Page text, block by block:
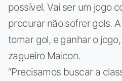
possível. Vai ser um jogo
procurar não sofrer gols.
tomar gol, e ganhar o jogo,
zagueiro Maicon.
“Precisamos buscar a